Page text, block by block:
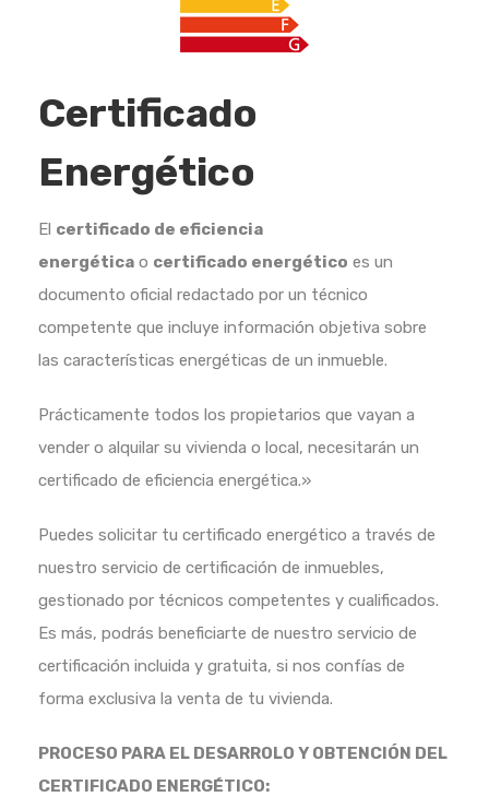
Certificado
Energético
El certificado de eficiencia
energética o certificado energético es un
documento oficial redactado por un técnico
competente que incluye información objetiva sobre
las características energéticas de un inmueble.
Prácticamente todos los propietarios que vayan a
vender o alquilar su vivienda o local, necesitarán un
certificado de eficiencia energética.»
Puedes solicitar tu certificado energético a través de
nuestro servicio de certificación de inmuebles,
gestionado por técnicos competentes y cualificados.
Es más, podrás beneficiarte de nuestro servicio de
certificación incluida y gratuita, si nos confías de
forma exclusiva la venta de tu vivienda.
PROCESO PARA EL DESARROLO Y OBTENCIÓN DEL
CERTIFICADO ENERGÉTICO: